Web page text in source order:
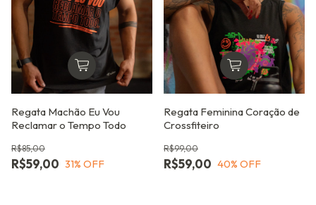
Regata Machão Eu Vou
Reclamar o Tempo Todo
R$59,00
R$85,00
31% OFF
Regata Feminina Coração de
Crossfiteiro
R$59,00
R$99,00
40% OFF